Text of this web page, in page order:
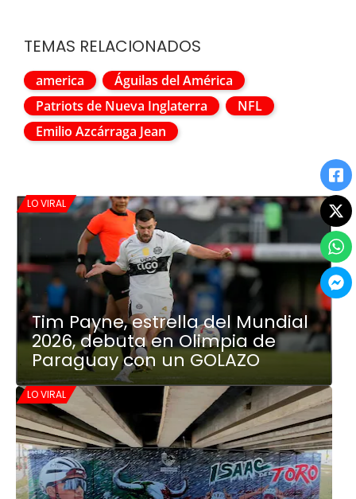
TEMAS RELACIONADOS
america
Águilas del América
Patriots de Nueva Inglaterra
NFL
Emilio Azcárraga Jean
LO VIRAL
Tim Payne, estrella del Mundial
2026, debuta en Olimpia de
Paraguay con un GOLAZO
LO VIRAL